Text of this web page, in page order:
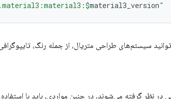
$material3_version"
سیستم‌های طراحی متریال، از جمله رنگ،